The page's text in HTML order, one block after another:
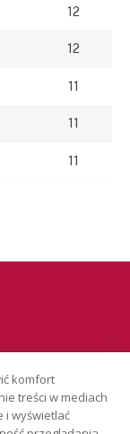
12
12
11
11
11
komfort
treści w mediach
i wyświetlać